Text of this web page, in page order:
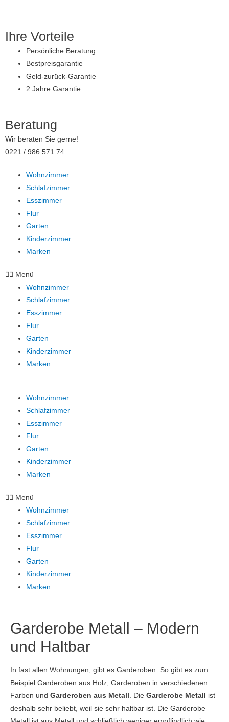
springen
Ihre Vorteile
Persönliche Beratung
Bestpreisgarantie
Geld-zurück-Garantie
2 Jahre Garantie
Beratung
Wir beraten Sie gerne!
0221 / 986 571 74
Wohnzimmer
Schlafzimmer
Esszimmer
Flur
Garten
Kinderzimmer
Marken
Menü
Wohnzimmer
Schlafzimmer
Esszimmer
Flur
Garten
Kinderzimmer
Marken
Wohnzimmer
Schlafzimmer
Esszimmer
Flur
Garten
Kinderzimmer
Marken
Menü
Wohnzimmer
Schlafzimmer
Esszimmer
Flur
Garten
Kinderzimmer
Marken
Garderobe Metall – Modern
und Haltbar
In fast allen Wohnungen, gibt es Garderoben. So gibt es zum
Beispiel Garderoben aus Holz, Garderoben in verschiedenen
Farben und Garderoben aus Metall . Die Garderobe Metall
ist
deshalb sehr beliebt, weil sie sehr haltbar ist. Die Garderobe